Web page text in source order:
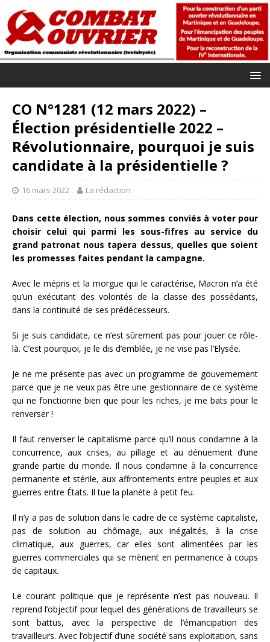
CO N°1281 (12 mars 2022) –
Élection présidentielle 2022 –
Révolutionnaire, pourquoi je suis
candidate à la présidentielle ?
16 mars 2022 La rédaction
Dans cette élection, nous sommes conviés à voter pour
choisir celui qui parmi les sous-fifres au service du
grand patronat nous tapera dessus, quelles que soient
les promesses faites pendant la campagne.
Avec le mépris et la morgue qui le caractérise, Macron n’a été
qu’un exécutant des volontés de la classe des possédants,
dans la continuité de ses prédécesseurs.
Si je suis candidate, ce n’est sûrement pas pour jouer ce rôle-
là. C’est pourquoi, je le dis d’emblée, je ne vise pas l’Elysée.
Je ne me présente pas avec un programme de gouvernement
parce que je ne veux pas être une gestionnaire de ce système
qui ne fonctionne bien que pour les riches, je me bats pour le
renverser !
Il faut renverser le capitalisme parce qu’il nous condamne à la
concurrence, aux crises, au pillage et au dénuement d’une
grande partie du monde. Il nous condamne à la concurrence
permanente et stérile, aux affrontements entre peuples et aux
guerres entre États. Il tue la planète à petit feu.
Il n’y a pas de solution dans le cadre de ce système capitaliste,
pas de solution au chômage, aux inégalités, à la crise
climatique, aux guerres, car elles sont alimentées par les
guerres commerciales qui se mènent en permanence à coups
de capitaux.
Le courant politique que je représente n’est pas nouveau. Il
reprend l’objectif pour lequel des générations de travailleurs se
sont battus, avec la perspective de l’émancipation des
travailleurs. Avec l’objectif d’une société sans exploitation, sans